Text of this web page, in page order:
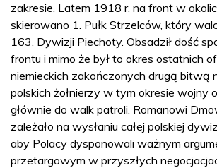
zakresie. Latem 1918 r. na front w
skierowano 1. Pułk Strzelców, który
163. Dywizji Piechoty. Obsadził dość
frontu i mimo że był to okres ostatnich
niemieckich zakończonych drugą bitwą
polskich żołnierzy w tym okresie wojny
głównie do walk patroli. Romanowi
zależało na wysłaniu całej polskiej
aby Polacy dysponowali ważnym
przetargowym w przyszłych